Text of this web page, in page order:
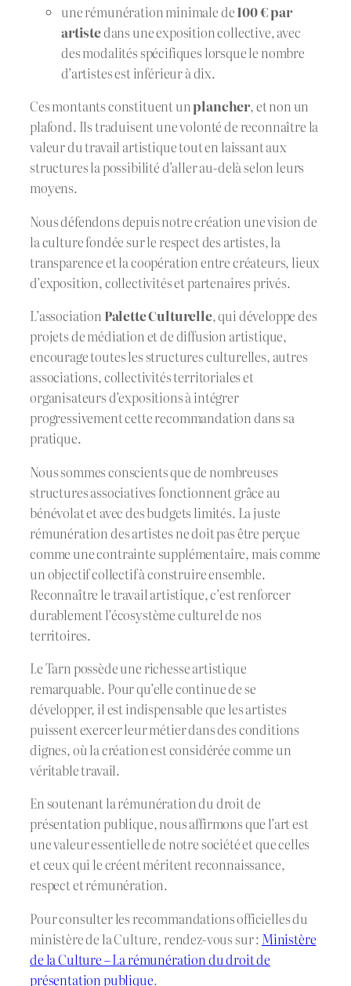
une rémunération minimale de100 € par
artistedans une exposition collective, avec
des modalités spécifiques lorsque le nombre
d’artistes est inférieur à dix.
Ces montants constituent unplancher, et non un
plafond. Ils traduisent une volonté de reconnaître la
valeur du travail artistique tout en laissant aux
structures la possibilité d’aller au-delà selon leurs
moyens.
Nous défendons depuis notre création une vision de
la culture fondée sur le respect des artistes, la
transparence et la coopération entre créateurs, lieux
d’exposition, collectivités et partenaires privés.
L’association Palette Culturelle, qui développe des
projets de médiation et de diffusion artistique,
encourage toutes les structures culturelles, autres
associations, collectivités territoriales et
organisateurs d’expositions à intégrer
progressivement cette recommandation dans sa
pratique.
Nous sommes conscients que de nombreuses
structures associatives fonctionnent grâce au
bénévolat et avec des budgets limités. La juste
rémunération des artistes ne doit pas être perçue
comme une contrainte supplémentaire, mais comme
un objectif collectif à construire ensemble.
Reconnaître le travail artistique, c’est renforcer
durablement l’écosystème culturel de nos
territoires.
Le Tarn possède une richesse artistique
remarquable. Pour qu’elle continue de se
développer, il est indispensable que les artistes
puissent exercer leur métier dans des conditions
dignes, où la création est considérée comme un
véritable travail.
En soutenant la rémunération du droit de
présentation publique, nous affirmons que l’art est
une valeur essentielle de notre société et que celles
et ceux qui le créent méritent reconnaissance,
respect et rémunération.
Pour consulter les recommandations officielles du
ministère de la Culture, rendez-vous sur : Ministère
de la Culture – La rémunération du droit de
présentation publique.